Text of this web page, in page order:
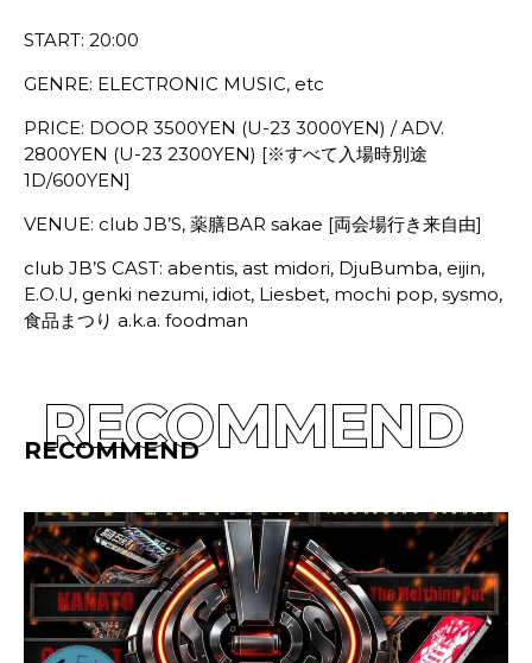
START: 20:00
GENRE: ELECTRONIC MUSIC, etc
PRICE: DOOR 3500YEN (U-23 3000YEN) / ADV.
2800YEN (U-23 2300YEN) [※すべて入場時別途
1D/600YEN]
VENUE: club JB’S, 薬膳BAR sakae [両会場行き来自由]
club JB’S CAST: abentis, ast midori, DjuBumba, eijin,
E.O.U, genki nezumi, idiot, Liesbet, mochi pop, sysmo,
食品まつり a.k.a. foodman
RECOMMEND
RECOMMEND